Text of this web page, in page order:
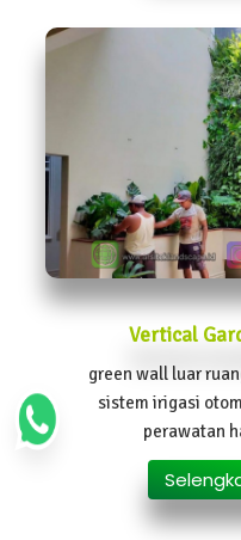
Vertical
green wall luar
sistem irigasi
perawatan